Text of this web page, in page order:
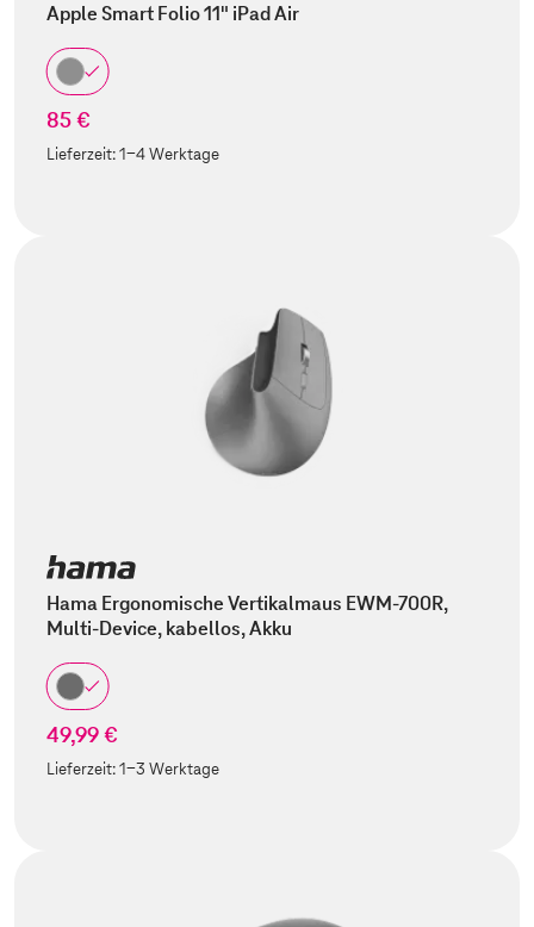
Apple Smart Folio 11" iPad Air
85 €
Lieferzeit:1-4 Werktage
Hama Ergonomische Vertikalmaus EWM-700R,
Multi-Device, kabellos, Akku
49,99 €
Lieferzeit:1-3 Werktage